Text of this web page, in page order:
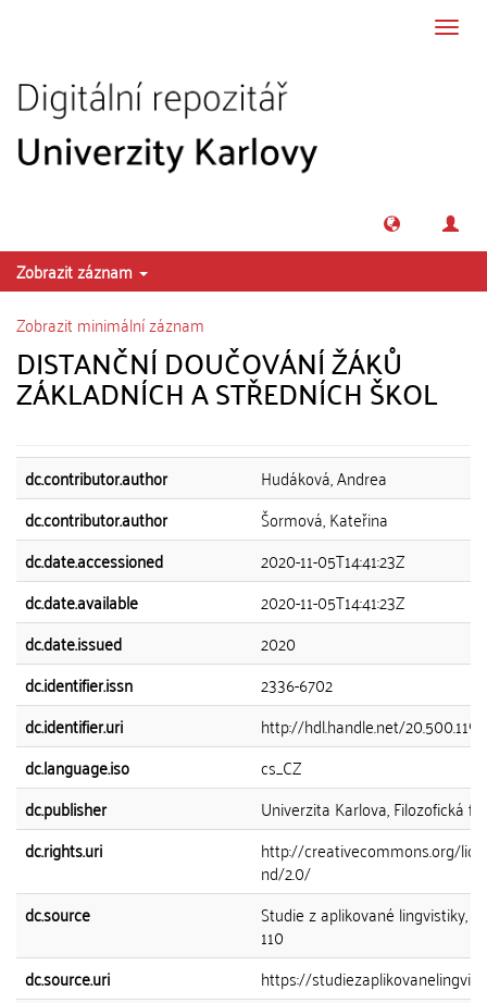
Zobrazit záznam
Zobrazit minimální záznam
DISTANČNÍ DOUČOVÁNÍ ŽÁKŮ
ZÁKLADNÍCH A STŘEDNÍCH ŠKOL
dc.contributor.author
Hudáková, Andrea
dc.contributor.author
Šormová, Kateřina
dc.date.accessioned
2020-11-05T14:41:23Z
dc.date.available
2020-11-05T14:41:23Z
dc.date.issued
2020
dc.identifier.issn
2336-6702
dc.identifier.uri
http://hdl.handle.net/
dc.language.iso
cs_CZ
dc.publisher
Univerzita Karlova, Filozofická
dc.rights.uri
http://creativecommons.org/
nd/2.0/
dc.source
Studie z aplikované lingvistiky,
110
dc.source.uri
https://